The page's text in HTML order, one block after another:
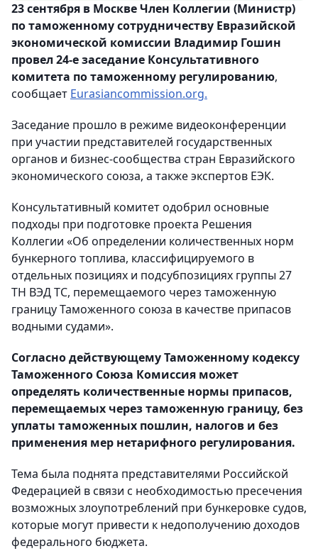
23 сентября в Москве Член Коллегии (Министр)
по таможенному сотрудничеству Евразийской
экономической комиссии Владимир Гошин
провел 24-е заседание Консультативного
комитета по таможенному регулированию,
сообщает Еurasiancommission.org.
Заседание прошло в режиме видеоконференции
при участии представителей государственных
органов и бизнес-сообщества стран Евразийского
экономического союза, а также экспертов ЕЭК.
Консультативный комитет одобрил основные
подходы при подготовке проекта Решения
Коллегии «Об определении количественных норм
бункерного топлива, классифицируемого в
отдельных позициях и подсубпозициях группы 27
ТН ВЭД ТС, перемещаемого через таможенную
границу Таможенного союза в качестве припасов
водными судами».
Согласно действующему Таможенному кодексу
Таможенного Союза Комиссия может
определять количественные нормы припасов,
перемещаемых через таможенную границу, без
уплаты таможенных пошлин, налогов и без
применения мер нетарифного регулирования.
Тема была поднята представителями Российской
Федерацией в связи с необходимостью пресечения
возможных злоупотреблений при бункеровке судов,
которые могут привести к недополучению доходов
федерального бюджета.